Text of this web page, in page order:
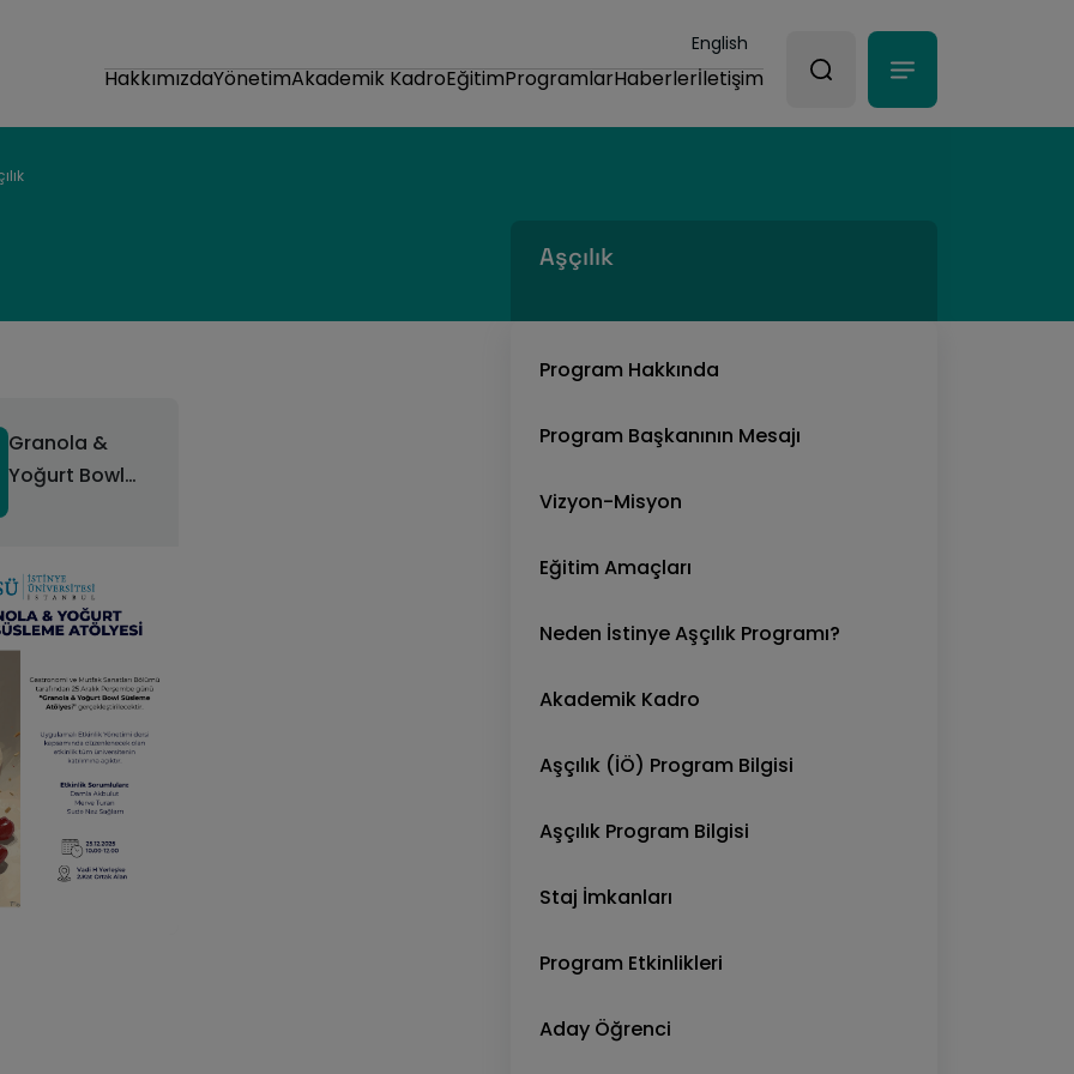
English
HakkımızdaYönetimAkademik KadroEğitimProgramlarHaberlerİletişim
Granola &
Yoğurt Bowl
Aşçılık
Program Hakkında
Program Başkanının Mesajı
Vizyon-Misyon
Eğitim Amaçları
Neden İstinye Aşçılık Programı?
Akademik Kadro
Aşçılık (İÖ) Program Bilgisi
Aşçılık Program Bilgisi
Staj İmkanları
Program Etkinlikleri
Aday Öğrenci